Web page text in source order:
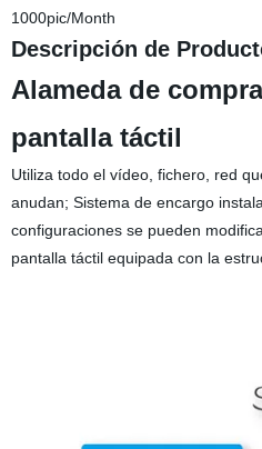
1000pic/Month
Descripción de
Alameda de
pantalla táctil
Utiliza todo el vídeo, fichero, red
anudan; Sistema de encargo
configuraciones se pueden
pantalla táctil equipada con la